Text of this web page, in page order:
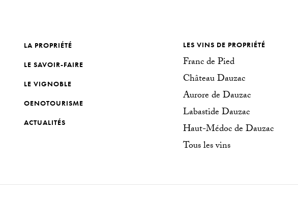
LA PROPRIÉTÉ
LE SAVOIR-FAIRE
LE VIGNOBLE
OENOTOURISME
ACTUALITÉS
LES VINS DE PROPRIÉTÉ
Franc de Pied
Château Dauzac
Aurore de Dauzac
Labastide Dauzac
Haut-Médoc de Dauzac
Tous les vins